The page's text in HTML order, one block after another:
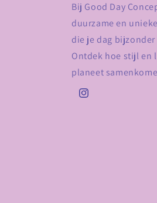
Bij Good Day
duurzame en
die je dag
Ontdek hoe stijl en
planeet
Instagram